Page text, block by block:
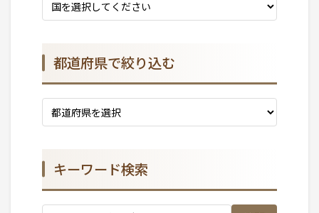
都道府県で絞り込む
キーワード検索